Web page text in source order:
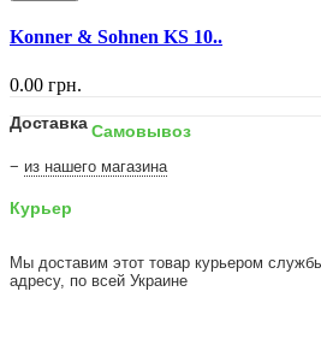
Konner & Sohnen KS 10..
0.00 грн.
ДоставкаСамовывоз
− из нашего магазина
Курьер
Мы доставим этот товар курьером
адресу, по всей Украине